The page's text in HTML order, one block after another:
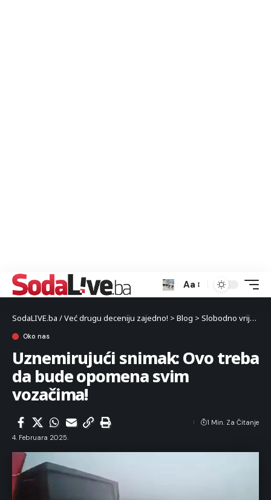
Aa
SodaLIVE.ba / Već drugu deceniju zajedno! > Blog > Slobodno vrijeme
Oko nas
Uznemirujući snimak: Ovo treba
da bude opomena svim
vozačima!
4. Februara 2025.
1 Min. Za Čitanje